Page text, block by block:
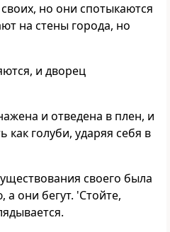
но они спотыкаются
на стены города, но
и дворец
и отведена в плен, и
как голуби, ударяя себя в
своего была
они бегут. 'Стойте,